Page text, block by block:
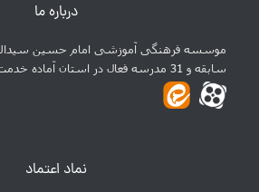
درباره ما
سابقه و 31 مدرسه فعال در استان آماده خدمت رسانی می باشد.
نماد اعتماد